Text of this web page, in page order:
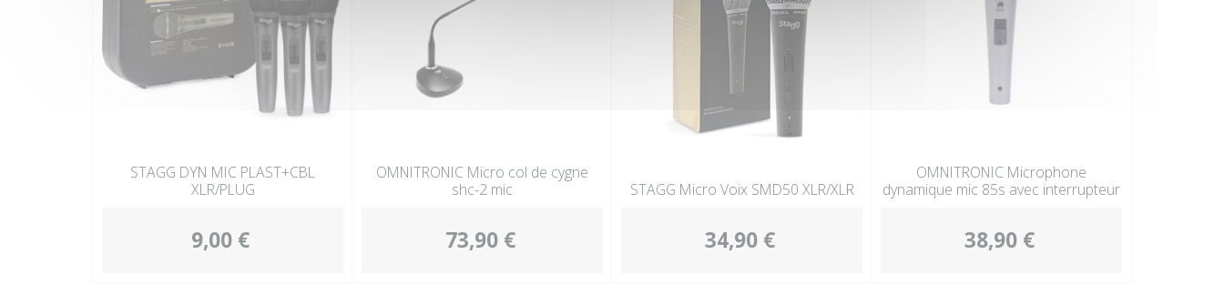
STAGG DYN MIC PLAST+CBL
XLR/PLUG
9,00 €
OMNITRONIC Micro col de cygne
shc-2 mic
73,90 €
STAGG Micro Voix SMD50 XLR/XLR
34,90 €
OMNITRONIC Microphone
dynamique mic 85s avec interrupteur
38,90 €